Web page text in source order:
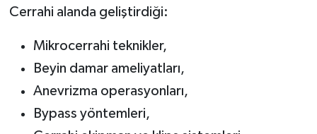
Cerrahi alanda geliştirdiği:
Mikrocerrahi teknikler,
Beyin damar ameliyatları,
Anevrizma operasyonları,
Bypass yöntemleri,